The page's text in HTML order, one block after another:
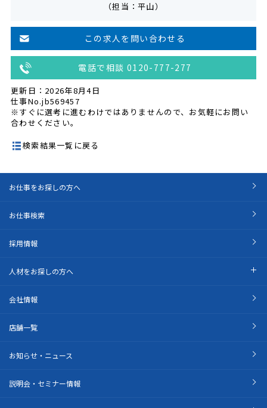
（担当：平山）
この求人を問い合わせる
電話で相談 0120-777-277
更新日：2026年8月4日
仕事No.jb569457
※すぐに選考に進むわけではありませんので、お気軽にお問い
合わせください。
検索結果一覧に戻る
お仕事をお探しの方へ
お仕事検索
採用情報
人材をお探しの方へ
会社情報
店舗一覧
お知らせ・ニュース
説明会・セミナー情報